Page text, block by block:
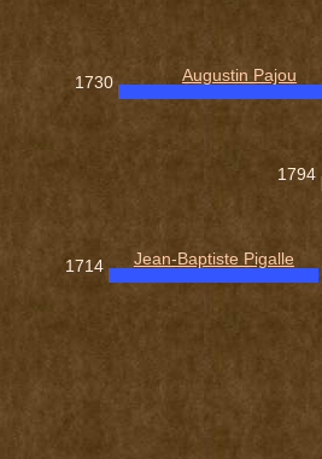
1730 Augustin Pajou
1794
1714 Jean-Baptiste Pigalle